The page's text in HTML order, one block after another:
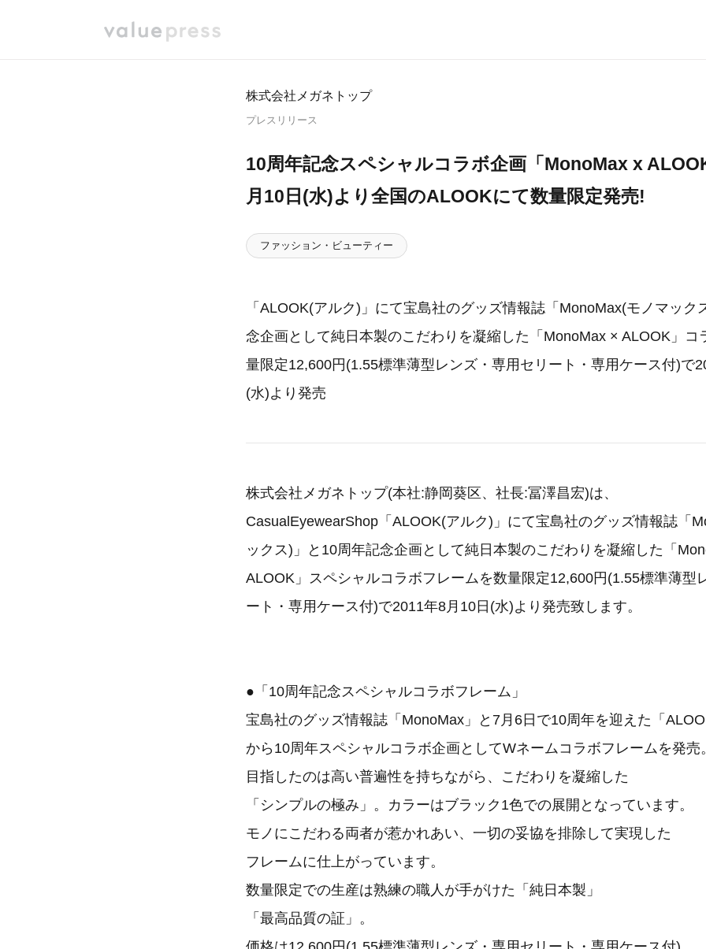
株式会社メガネトップ
プレスリリース
10周年記念スペシャルコラボ企画「MonoMax x
月10日(水)より全国のALOOKにて数量限定発売!
ファッション・ビューティー
「ALOOK(アルク)」にて宝島社のグッズ情報誌「MonoMax(モノマック
念企画として純日本製のこだわりを凝縮した「MonoMax × ALOOK」コ
量限定12,600円(1.55標準薄型レンズ・専用セリート・専用ケース付)で
(水)より発売
株式会社メガネトップ(本社:静岡葵区、社長:冨澤昌宏)は、
CasualEyewearShop「ALOOK(アルク)」にて宝島社のグッズ情報誌「
ックス)」と10周年記念企画として純日本製のこだわりを凝縮した「
ALOOK」スペシャルコラボフレームを数量限定12,600円(1.55標準薄型
ート・専用ケース付)で2011年8月10日(水)より発売致します。
●「10周年記念スペシャルコラボフレーム」
宝島社のグッズ情報誌「MonoMax」と7月6日で10周年を迎えた「
から10周年スペシャルコラボ企画としてWネームコラボフレームを発売
目指したのは高い普遍性を持ちながら、こだわりを凝縮した
「シンプルの極み」。カラーはブラック1色での展開となっています。
モノにこだわる両者が惹かれあい、一切の妥協を排除して実現した
フレームに仕上がっています。
数量限定での生産は熟練の職人が手がけた「純日本製」
「最高品質の証」。